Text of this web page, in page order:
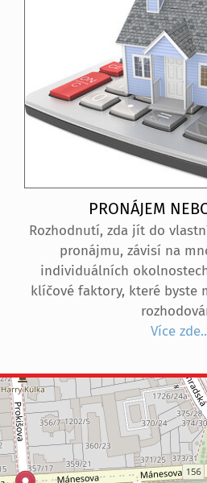
prostornou garáží a
stáním, což zajišťovalo
rodinné vozidlo, ale
PRONÁJEM
Rozhodnutí, zda jít do
pronájmu, závisí na
individuálních
klíčové faktory, které byste
Více